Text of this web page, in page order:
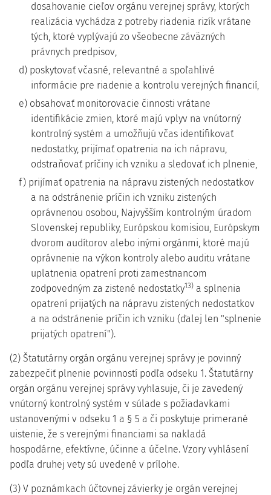
dosahovanie cieľov orgánu verejnej správy, ktorých
realizácia vychádza z potreby riadenia rizík vrátane
tých, ktoré vyplývajú zo všeobecne záväzných
právnych predpisov,
d) poskytovať včasné, relevantné a spoľahlivé
informácie pre riadenie a kontrolu verejných financií,
e) obsahovať monitorovacie činnosti vrátane
identifikácie zmien, ktoré majú vplyv na vnútorný
kontrolný systém a umožňujú včas identifikovať
nedostatky, prijímať opatrenia na ich nápravu,
odstraňovať príčiny ich vzniku a sledovať ich plnenie,
f) prijímať opatrenia na nápravu zistených nedostatkov
a na odstránenie príčin ich vzniku zistených
oprávnenou osobou, Najvyšším kontrolným úradom
Slovenskej republiky, Európskou komisiou, Európskym
dvorom audítorov alebo inými orgánmi, ktoré majú
oprávnenie na výkon kontroly alebo auditu vrátane
uplatnenia opatrení proti zamestnancom
zodpovedným za zistené nedostatky13) a splnenia
opatrení prijatých na nápravu zistených nedostatkov
a na odstránenie príčin ich vzniku (ďalej len "splnenie
prijatých opatrení").
(2) Štatutárny orgán orgánu verejnej správy je povinný
zabezpečiť plnenie povinností podľa odseku 1. Štatutárny
orgán orgánu verejnej správy vyhlasuje, či je zavedený
vnútorný kontrolný systém v súlade s požiadavkami
ustanovenými v odseku 1 a § 5 a či poskytuje primerané
uistenie, že s verejnými financiami sa nakladá
hospodárne, efektívne, účinne a účelne. Vzory vyhlásení
podľa druhej vety sú uvedené v prílohe.
(3) V poznámkach účtovnej závierky je orgán verejnej